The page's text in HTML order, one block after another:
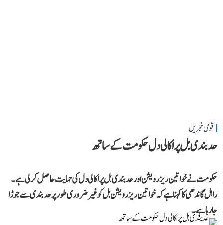
قومی خبریں
حد بندی بل پر اکالی دل حکومت کے ساتھ
حکومت نے خواتین ریزرویشن اور حد بندی بل پر اکالی دل کی حمایت حاصل کر لی ہے۔
راہل گاندھی کا کہنا ہے کہ خواتین ریزرویشن بل کو غیر ضروری طور پر حد بندی سے جوڑا
جا رہا ہے۔